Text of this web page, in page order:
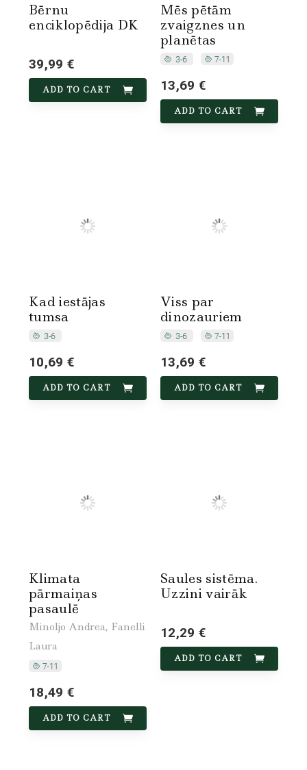
Bērnu
enciklopēdija DK
39,99 €
ADD TO CART
Mēs pētām
zvaigznes un
planētas
13,69 €
ADD TO CART
Kad iestājas
tumsa
10,69 €
ADD TO CART
Viss par
dinozauriem
13,69 €
ADD TO CART
Klimata
pārmaiņas
pasaulē
Minoljo Andrea, Fanelli
Laura
18,49 €
ADD TO CART
Saules sistēma.
Uzzini vairāk
12,29 €
ADD TO CART